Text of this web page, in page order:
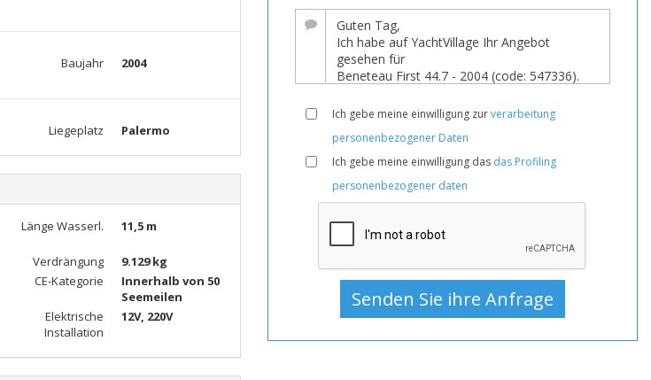
Verkauf,
Gebraucht,
Segelyacht
Zum
Verkauf,
Segelyacht
Gebraucht,
Segelyachten
Zum
Segelyachten
Gebraucht,
Baujahr
2004
Liegeplatz Palermo
Länge Wasserl. 11,5 m
Verdrängung
9.129 kg
CE-Kategorie
Innerhalb von 50
Seemeilen
Elektrische
Installation
12V, 220V
Ich gebe meine einwilligung zurverarbeitung
personenbezogener Daten
Ich gebe meine einwilligung das das Profiling
personenbezogener daten